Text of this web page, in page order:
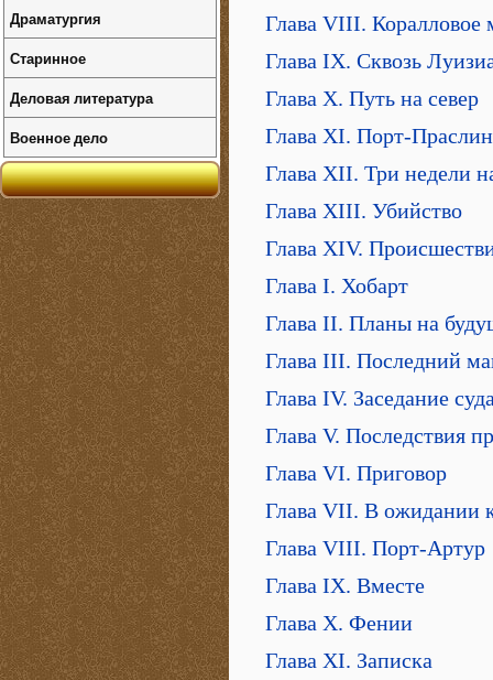
Глава VIII. Коралловое
Глава IX. Сквозь
Глава X. Путь на север
Глава XI. Порт-Праслин
Глава XII. Три недели
Глава XIII. Убийство
Глава XIV.
Глава I. Хобарт
Глава II. Планы на
Глава III. Последний
Глава IV. Заседание
Глава V. Последствия
Глава VI. Приговор
Глава VII. В ожидании
Глава VIII. Порт-Артур
Глава IX. Вместе
Глава Х. Фении
Глава ХI. Записка
Драматургия
Старинное
Деловая литература
Военное дело